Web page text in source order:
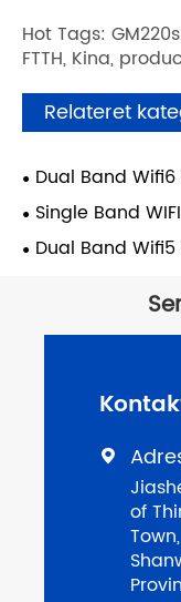
Hot Tags:
FTTH, Kina,
Relateret
Dual Band Wifi6
Single Band
Dual Band Wifi5

of